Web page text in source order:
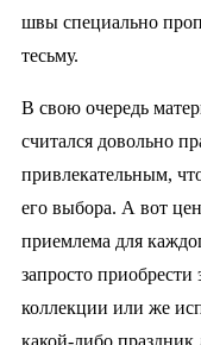
швы специально
тесьму.
В свою очередь
считался довольно
привлекательным,
его выбора. А вот
приемлема для
запросто приобрести
коллекции или же
какой-либо праздник